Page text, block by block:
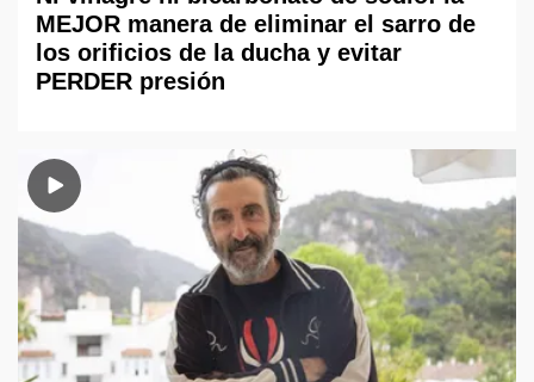
MEJOR manera de eliminar el sarro de
los orificios de la ducha y evitar
PERDER presión